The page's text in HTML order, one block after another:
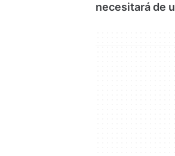
necesitará de